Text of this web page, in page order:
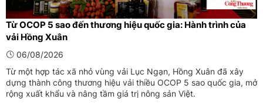
Từ OCOP 5 sao đến thương hiệu quốc gia: Hành trình của
vải Hồng Xuân
06/08/2026
Từ một hợp tác xã nhỏ vùng vải Lục Ngạn, Hồng Xuân đã xây
dựng thành công thương hiệu vải thiều OCOP 5 sao quốc gia, mở
rộng xuất khẩu và nâng tầm giá trị nông sản Việt.